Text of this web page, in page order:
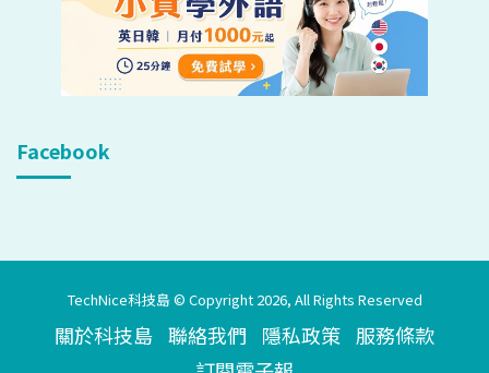
Facebook
TechNice科技島 © Copyright 2026, All Rights Reserved
關於科技島 聯絡我們 隱私政策 服務條款